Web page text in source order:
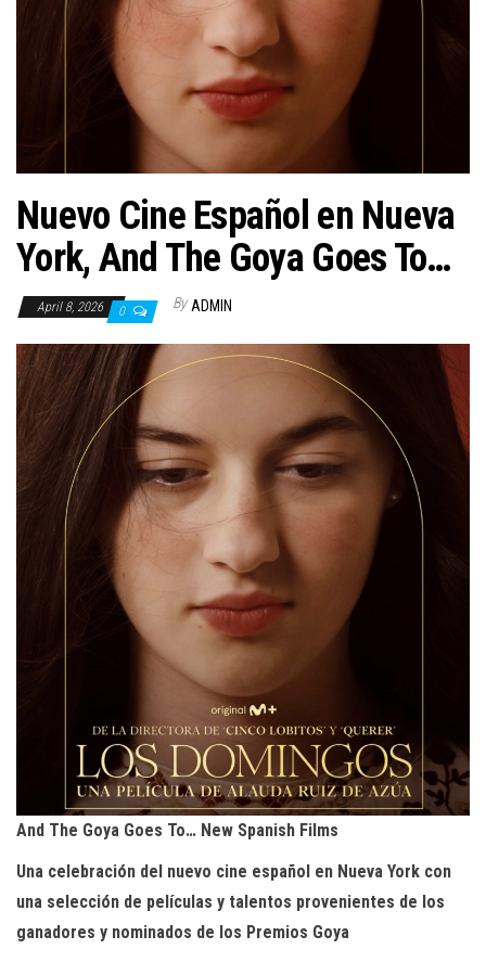
Nuevo Cine Español en Nueva
York, And The Goya Goes To…
April 8, 2026 0 By ADMIN
And The Goya Goes To… New Spanish Films
Una celebración del nuevo cine español en Nueva York con
una selección de películas y talentos provenientes de los
ganadores y nominados de los Premios Goya